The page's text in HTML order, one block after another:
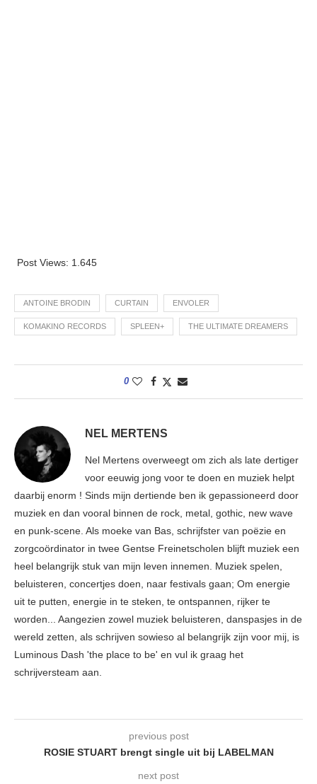
Post Views: 1.645
ANTOINE BRODIN CURTAIN ENVOLER
KOMAKINO RECORDS SPLEEN+ THE ULTIMATE DREAMERS
0
NEL MERTENS
Nel Mertens overweegt om zich als late dertiger
voor eeuwig jong voor te doen en muziek helpt
daarbij enorm ! Sinds mijn dertiende ben ik gepassioneerd door
muziek en dan vooral binnen de rock, metal, gothic, new wave
en punk-scene. Als moeke van Bas, schrijfster van poëzie en
zorgcoördinator in twee Gentse Freinetscholen blijft muziek een
heel belangrijk stuk van mijn leven innemen. Muziek spelen,
beluisteren, concertjes doen, naar festivals gaan; Om energie
uit te putten, energie in te steken, te ontspannen, rijker te
worden... Aangezien zowel muziek beluisteren, danspasjes in de
wereld zetten, als schrijven sowieso al belangrijk zijn voor mij, is
Luminous Dash 'the place to be' en vul ik graag het
schrijversteam aan.
previous post
ROSIE STUART brengt single uit bij LABELMAN
next post